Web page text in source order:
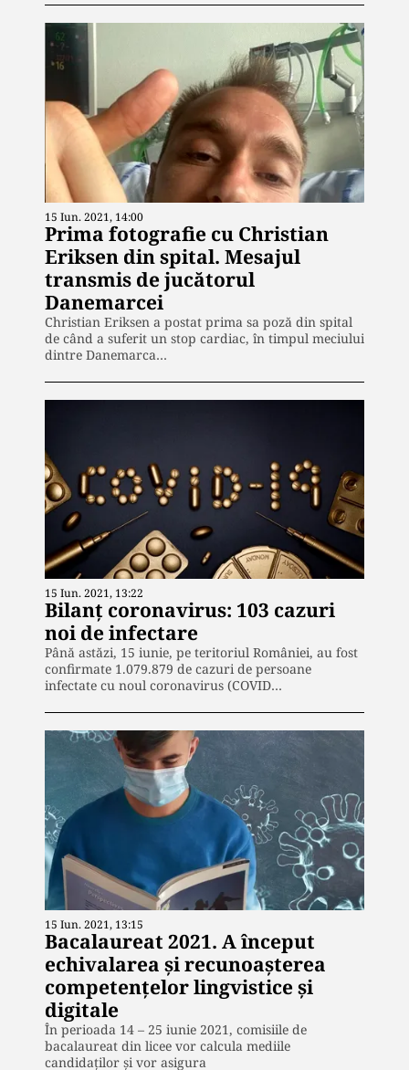
15 Iun. 2021, 14:00
Prima fotografie cu Christian
Eriksen din spital. Mesajul
transmis de jucătorul
Danemarcei
Christian Eriksen a postat prima sa poză din spital
de când a suferit un stop cardiac, în timpul meciului
dintre Danemarca…
15 Iun. 2021, 13:22
Bilanț coronavirus: 103 cazuri
noi de infectare
Până astăzi, 15 iunie, pe teritoriul României, au fost
confirmate 1.079.879 de cazuri de persoane
infectate cu noul coronavirus (COVID…
15 Iun. 2021, 13:15
Bacalaureat 2021. A început
echivalarea și recunoașterea
competențelor lingvistice și
digitale
În perioada 14 – 25 iunie 2021, comisiile de
bacalaureat din licee vor calcula mediile
candidaților și vor asigura